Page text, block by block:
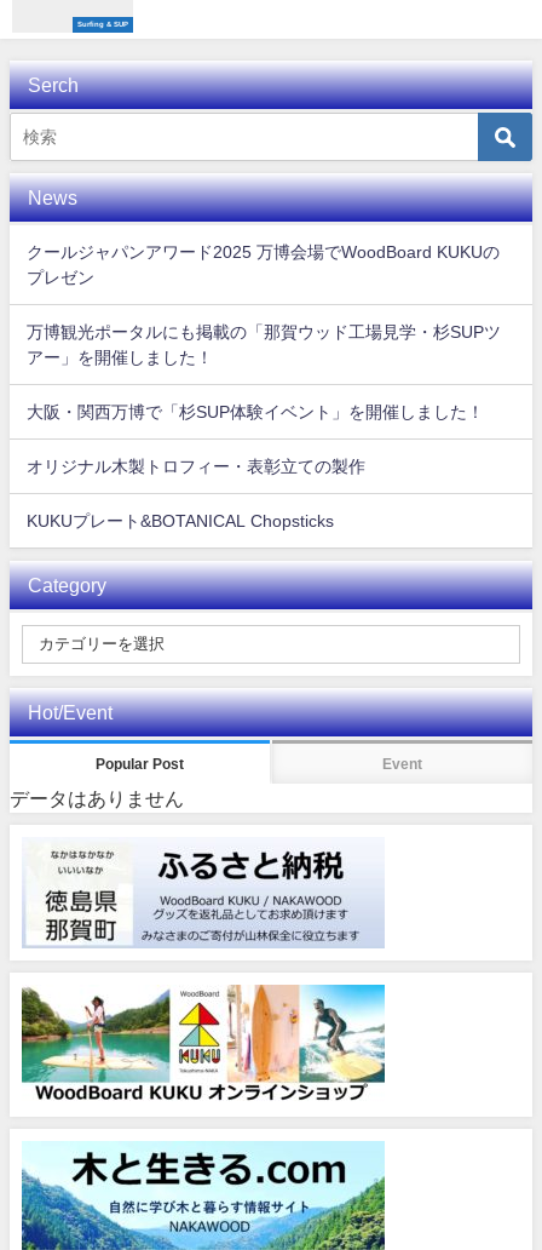
Surfing & SUP
Serch
News
クールジャパンアワード2025 万博会場でWoodBoard KUKUの
プレゼン
万博観光ポータルにも掲載の「那賀ウッド工場見学・杉SUPツ
アー」を開催しました！
大阪・関西万博で「杉SUP体験イベント」を開催しました！
オリジナル木製トロフィー・表彰立ての製作
KUKUプレート&BOTANICAL Chopsticks
Category
Hot/Event
Popular Post Event
データはありません